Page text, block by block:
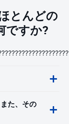
とんどの
ですか?
た、その